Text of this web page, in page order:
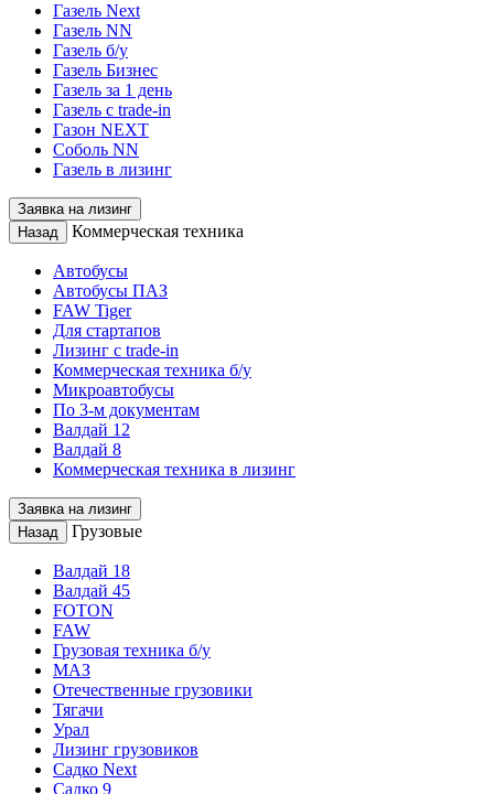
Газель Next
Газель NN
Газель б/у
Газель Бизнес
Газель за 1 день
Газель с trade-in
Газон NEXT
Соболь NN
Газель в лизинг
Заявка на лизинг
Назад
Коммерческая техника
Автобусы
Автобусы ПАЗ
FAW Tiger
Для стартапов
Лизинг с trade-in
Коммерческая техника б/у
Микроавтобусы
По 3-м документам
Валдай 12
Валдай 8
Коммерческая техника в лизинг
Заявка на лизинг
Назад
Грузовые
Валдай 18
Валдай 45
FOTON
FAW
Грузовая техника б/у
МАЗ
Отечественные грузовики
Тягачи
Урал
Лизинг грузовиков
Садко Next
Садко 9